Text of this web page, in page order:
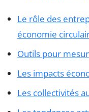
Le rôle des
économie
Outils pour
Les impacts
Les collectivités